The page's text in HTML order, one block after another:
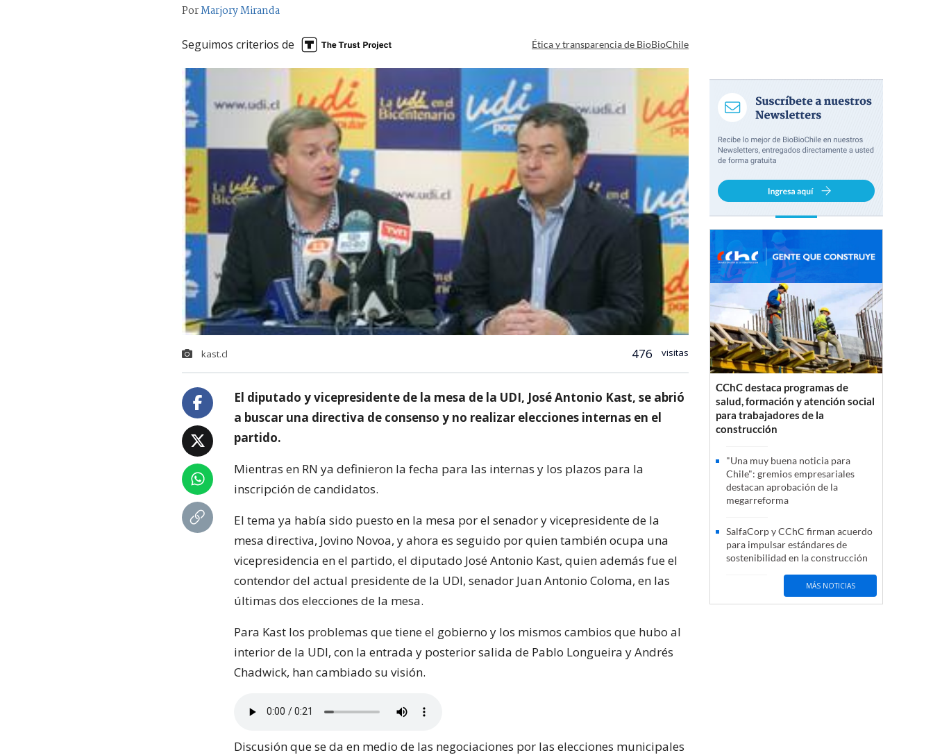
PorMarjory Miranda
Seguimos criterios de Ética y transparencia de BioBioChile
kast.cl 476 visitas
El diputado y vicepresidente de la mesa de la UDI, José Antonio Kast, se abrió
a buscar una directiva de consenso y no realizar elecciones internas en el
partido.
Mientras en RN ya definieron la fecha para las internas y los plazos para la
inscripción de candidatos.
El tema ya había sido puesto en la mesa por el senador y vicepresidente de la
mesa directiva, Jovino Novoa, y ahora es seguido por quien también ocupa una
vicepresidencia en el partido, el diputado José Antonio Kast, quien además fue el
contendor del actual presidente de la UDI, senador Juan Antonio Coloma, en las
últimas dos elecciones de la mesa.
Para Kast los problemas que tiene el gobierno y los mismos cambios que hubo al
interior de la UDI, con la entrada y posterior salida de Pablo Longueira y Andrés
Chadwick, han cambiado su visión.
Discusión que se da en medio de las negociaciones por las elecciones municipales
CChC destaca programas de
salud, formación y atención social
para trabajadores de la
construcción
"Una muy buena noticia para
Chile": gremios empresariales
destacan aprobación de la
megarreforma
SalfaCorp y CChC firman acuerdo
para impulsar estándares de
sostenibilidad en la construcción
MÁS NOTICIAS